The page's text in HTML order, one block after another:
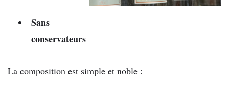
Sans
conservateurs
La composition est simple et noble :